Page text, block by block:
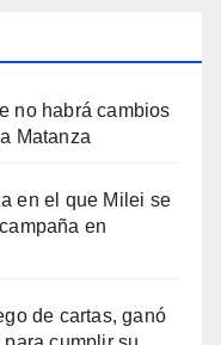
no habrá cambios
Matanza
en el que Milei se
en
de cartas, ganó